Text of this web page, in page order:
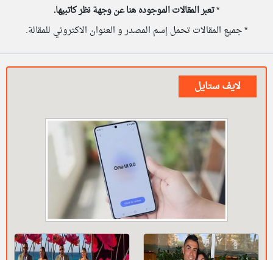
*تعبر المقالات الموجوده هنا عن وجهة نظر كاتبيها.
* جميع المقالات تحمل إسم المصدر و العنوان الاكتروني للمقالة.
لايف ستايل